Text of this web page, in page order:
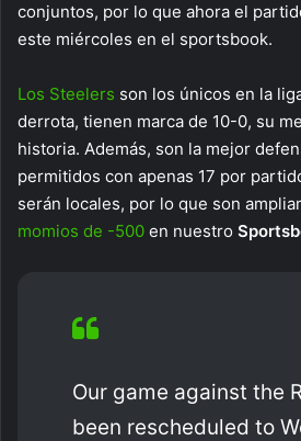
conjuntos, por lo que ahora el
este miércoles en el sportsbook.
Los Steelers son los únicos en la
derrota, tienen marca de 10-0, su
historia. Además, son la mejor
permitidos con apenas 17 por
serán locales, por lo que son
momios de -500 en nuestro
Our game against the
been rescheduled to